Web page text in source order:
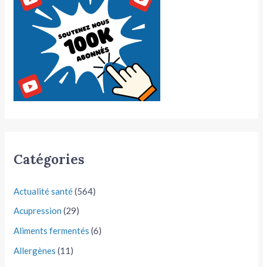
Catégories
Actualité santé(564)
Acupression (29)
Aliments fermentés (6)
Allergènes (11)